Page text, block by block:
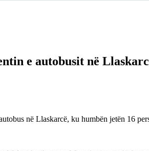
e autobusit në
në Llaskarcë, ku humbën jetën 16